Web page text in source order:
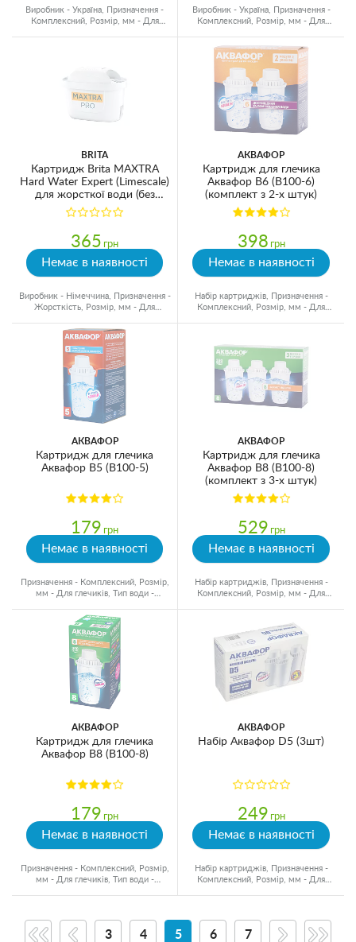
Виробник - Україна, Призначення -
Комплексний, Розмір, мм - Для
Виробник - Україна, Призначення -
Комплексний, Розмір, мм - Для
BRITA
Картридж Brita MAXTRA
Hard Water Expert (Limescale)
для жорсткої води (без
картонної коробки)
365 грн
Немає в наявності
Виробник - Німеччина, Призначення -
Жорсткість, Розмір, мм - Для
АКВАФОР
Картридж для глечика
Аквафор В6 (В100-6)
(комплект з 2-х штук)
398 грн
Немає в наявності
Набір картриджів, Призначення -
Комплексний, Розмір, мм - Для
АКВАФОР
Картридж для глечика
Аквафор В5 (В100-5)
179 грн
Немає в наявності
Призначення - Комплексний, Розмір,
мм - Для глечиків, Тип води -
АКВАФОР
Картридж для глечика
Аквафор В8 (В100-8)
(комплект з 3-х штук)
529 грн
Немає в наявності
Набір картриджів, Призначення -
Комплексний, Розмір, мм - Для
АКВАФОР
Картридж для глечика
Аквафор В8 (В100-8)
179 грн
Немає в наявності
Призначення - Комплексний, Розмір,
мм - Для глечиків, Тип води -
АКВАФОР
Набір Аквафор D5 (3шт)
249 грн
Немає в наявності
Набір картриджів, Призначення -
Комплексний, Розмір, мм - Для
3 4 5 6 7